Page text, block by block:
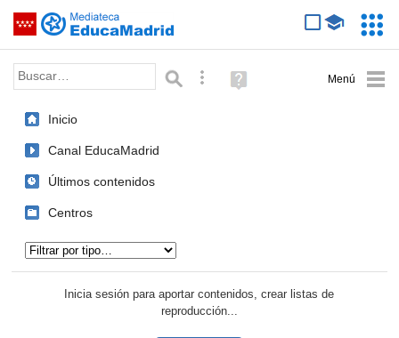
Saltar navegación
Palabra o frase: Búsqueda avanzada
Ayuda
(en
Inicio
Canal EducaMadrid
Últimos contenidos
Centros
Inicia sesión para aportar contenidos, crear listas de
reproducción...